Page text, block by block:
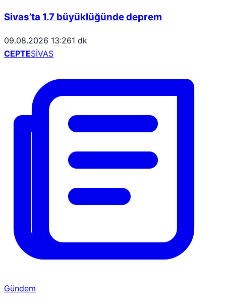
Sivas’ta 1.7 büyüklüğünde deprem
09.08.2026 13:261 dk
CEPTESİVAS
Gündem